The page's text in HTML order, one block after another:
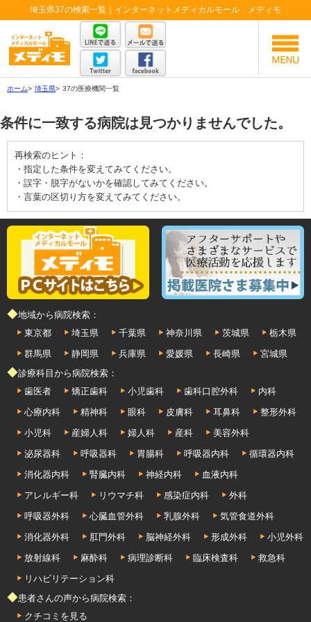
埼玉県37の検索一覧｜インターネットメディカルモール メディモ
ホーム> 埼玉県> 37の医療機関一覧
条件に一致する病院は見つかりませんでした。
再検索のヒント：
・指定した条件を変えてみてください。
・誤字・脱字がないかを確認してみてください。
・言葉の区切り方を変えてみてください。
◆地域から病院検索：
東京都
埼玉県 千葉県 神奈川県 茨城県
栃木県
群馬県
静岡県 兵庫県 愛媛県 長崎県
宮城県
◆診療科目から病院検索：
歯医者
矯正歯科 小児歯科 歯科口腔外科
内科
心療内科
精神科 眼科 皮膚科 耳鼻科
整形外科
小児科
産婦人科 婦人科 産科
美容外科
泌尿器科
呼吸器科 胃腸科 呼吸器内科
循環器内科
消化器内科
腎臓内科 神経内科
血液内科
アレルギー科
リウマチ科 感染症内科
外科
呼吸器外科
心臓血管外科 乳腺外科
気管食道外科
消化器外科
肛門外科 脳神経外科 形成外科
小児外科
放射線科
麻酔科 病理診断科 臨床検査科
救急科
リハビリテーション科
◆患者さんの声から病院検索：
クチコミを見る